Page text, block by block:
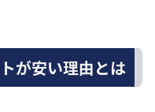
が安い理由とは